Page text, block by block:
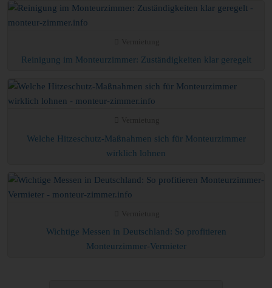
Reinigung im Monteurzimmer: Zuständigkeiten klar geregelt
Welche Hitzeschutz-Maßnahmen sich für Monteurzimmer
wirklich lohnen
Wichtige Messen in Deutschland: So profitieren
Monteurzimmer-Vermieter